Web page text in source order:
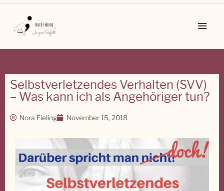
Zum
springen
Main
Selbstverletzendes Verhalten (SVV)
– Was kann ich als Angehöriger tun?
Nora Fieling November 15, 2018